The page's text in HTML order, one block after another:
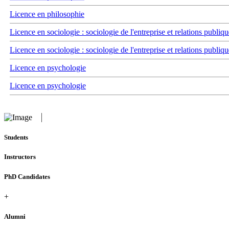
Licence en philosophie
Licence en sociologie : sociologie de l'entreprise et relations
Licence en sociologie : sociologie de l'entreprise et relations
Licence en psychologie
Licence en psychologie
Students
Instructors
PhD Candidates
+
Alumni